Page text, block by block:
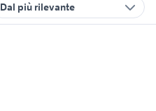
Dal più rilevante